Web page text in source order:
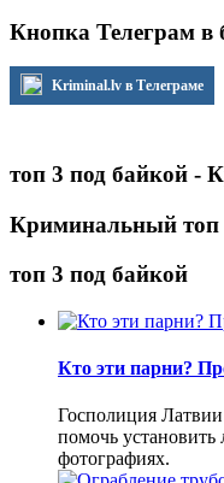
Кнопка Телеграм в
Kriminal.lv в Телеграме
топ 3 под байкой -
Криминальный топ
топ 3 под байкой
Кто эти парни?
Госполиция
помочь
фотографиях.